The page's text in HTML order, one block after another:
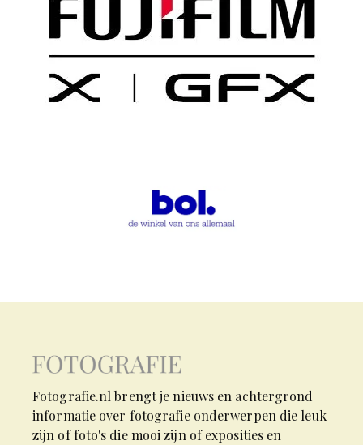
Fotografie.nl brengt je nieuws en achtergrond
informatie over fotografie onderwerpen die leuk
zijn of foto's die mooi zijn of exposities en